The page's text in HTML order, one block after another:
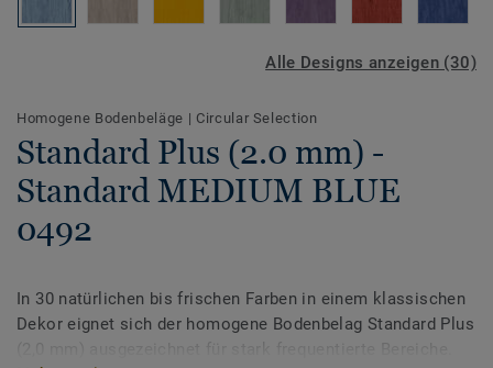
Alle Designs anzeigen (30)
Homogene Bodenbeläge | Circular Selection
Standard Plus (2.0 mm) -
Standard MEDIUM BLUE
0492
In 30 natürlichen bis frischen Farben in einem klassischen
Dekor eignet sich der homogene Bodenbelag Standard Plus